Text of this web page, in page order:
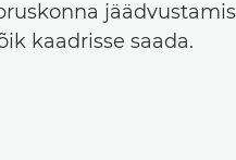
kaadrisse saada.